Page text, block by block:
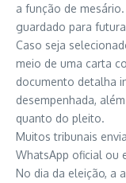
a função de
guardado para
Caso seja
meio de uma carta
documento detalha
desempenhada,
quanto do pleito.
Muitos tribunais
WhatsApp oficial ou
No dia da eleição, a